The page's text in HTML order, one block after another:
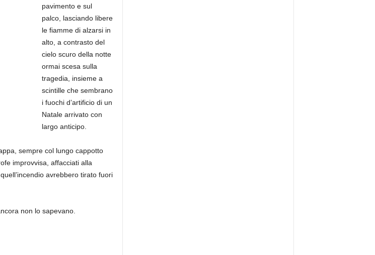
pavimento e sul
palco, lasciando libere
le fiamme di alzarsi in
alto, a contrasto del
cielo scuro della notte
ormai scesa sulla
tragedia, insieme a
scintille che sembrano
i fuochi d’artificio di un
Natale arrivato con
largo anticipo.
sempre col lungo cappotto
improvvisa, affacciati alla
avrebbero tirato fuori
non lo sapevano.